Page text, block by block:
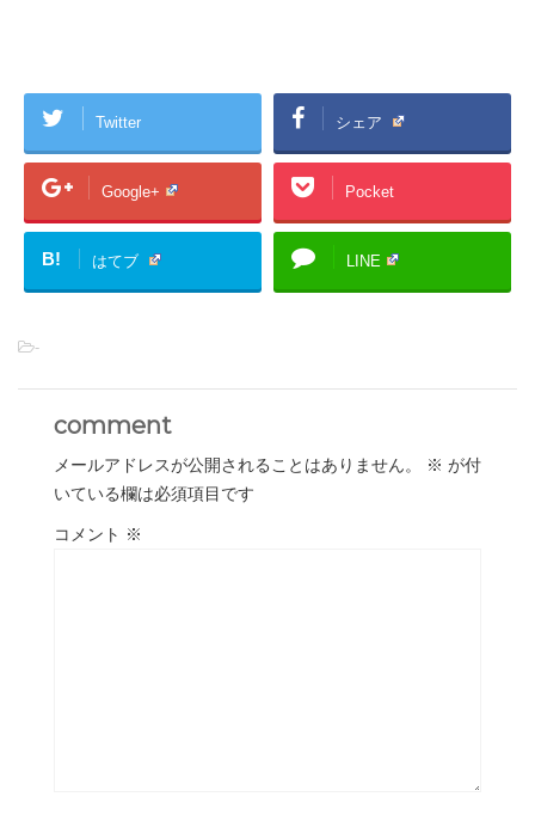
Twitter シェア
Google+ Pocket
B! はてブ LINE
-
comment
メールアドレスが公開されることはありません。 ※ が付
いている欄は必須項目です
コメント ※